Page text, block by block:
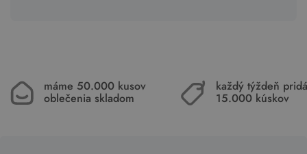
máme 50.000 kusov
oblečenia skladom
každý týždeň
15.000 kúskov